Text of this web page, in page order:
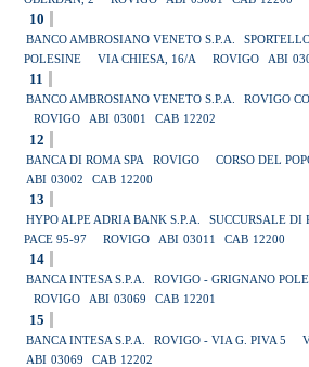
10
BANCO AMBROSIANO VENETO S.P.A.
POLESINE
VIA CHIESA, 16/A ROVIGO ABI
11
BANCO AMBROSIANO VENETO S.P.A. ROVIGO
ROVIGO
ABI 03001 CAB 12202
12
BANCA DI ROMA SPA ROVIGO CORSO DEL
ABI 03002 CAB 12200
13
HYPO ALPE ADRIA BANK S.P.A. SUCCURSALE DI
PACE 95-97
ROVIGO ABI 03011 CAB 12200
14
BANCA INTESA S.P.A. ROVIGO - GRIGNANO
ROVIGO
ABI 03069 CAB 12201
15
BANCA INTESA S.P.A. ROVIGO - VIA G. PIVA 5
ABI 03069 CAB 12202